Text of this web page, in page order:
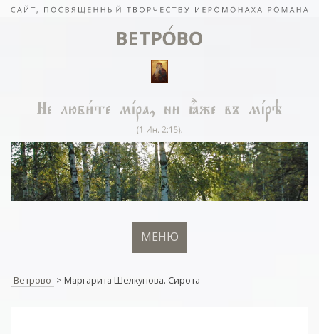
МЕНЮ
Ветрово > Маргарита Шелкунова. Сирота